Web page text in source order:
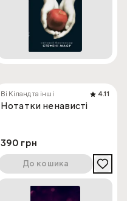
Ві Кіланд та інші 4.11
Нотатки ненависті
390 грн
До кошика